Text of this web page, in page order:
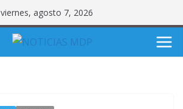
viernes, agosto 7, 2026